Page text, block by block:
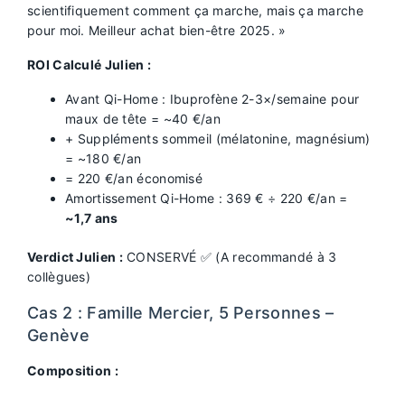
scientifiquement comment ça marche, mais ça marche
pour moi. Meilleur achat bien-être 2025. »
ROI Calculé Julien :
Avant Qi-Home : Ibuprofène 2-3×/semaine pour
maux de tête = ~40 €/an
+ Suppléments sommeil (mélatonine, magnésium)
= ~180 €/an
= 220 €/an économisé
Amortissement Qi-Home : 369 € ÷ 220 €/an =
~1,7 ans
Verdict Julien :CONSERVÉ ✅ (A recommandé à 3
collègues)
Cas 2 : Famille Mercier, 5 Personnes –
Genève
Composition :